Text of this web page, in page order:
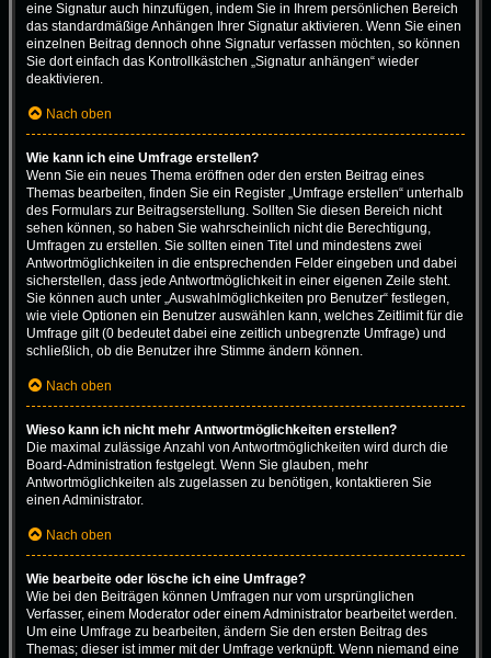
eine Signatur auch hinzufügen, indem Sie in Ihrem persönlichen Bereich
das standardmäßige Anhängen Ihrer Signatur aktivieren. Wenn Sie einen
einzelnen Beitrag dennoch ohne Signatur verfassen möchten, so können
Sie dort einfach das Kontrollkästchen „Signatur anhängen“ wieder
deaktivieren.
Nach oben
Wie kann ich eine Umfrage erstellen?
Wenn Sie ein neues Thema eröffnen oder den ersten Beitrag eines
Themas bearbeiten, finden Sie ein Register „Umfrage erstellen“ unterhalb
des Formulars zur Beitragserstellung. Sollten Sie diesen Bereich nicht
sehen können, so haben Sie wahrscheinlich nicht die Berechtigung,
Umfragen zu erstellen. Sie sollten einen Titel und mindestens zwei
Antwortmöglichkeiten in die entsprechenden Felder eingeben und dabei
sicherstellen, dass jede Antwortmöglichkeit in einer eigenen Zeile steht.
Sie können auch unter „Auswahlmöglichkeiten pro Benutzer“ festlegen,
wie viele Optionen ein Benutzer auswählen kann, welches Zeitlimit für die
Umfrage gilt (0 bedeutet dabei eine zeitlich unbegrenzte Umfrage) und
schließlich, ob die Benutzer ihre Stimme ändern können.
Nach oben
Wieso kann ich nicht mehr Antwortmöglichkeiten erstellen?
Die maximal zulässige Anzahl von Antwortmöglichkeiten wird durch die
Board-Administration festgelegt. Wenn Sie glauben, mehr
Antwortmöglichkeiten als zugelassen zu benötigen, kontaktieren Sie
einen Administrator.
Nach oben
Wie bearbeite oder lösche ich eine Umfrage?
Wie bei den Beiträgen können Umfragen nur vom ursprünglichen
Verfasser, einem Moderator oder einem Administrator bearbeitet werden.
Um eine Umfrage zu bearbeiten, ändern Sie den ersten Beitrag des
Themas; dieser ist immer mit der Umfrage verknüpft. Wenn niemand eine